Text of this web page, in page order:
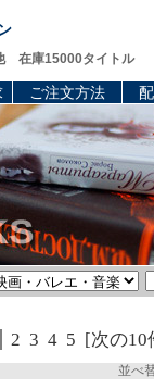
在庫15000タイトル
ご注文方法
2 3 4 5 [次の10
並べ